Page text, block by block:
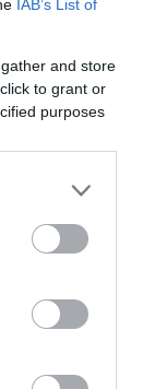
IAB’s List of
and store
to grant or
purposes